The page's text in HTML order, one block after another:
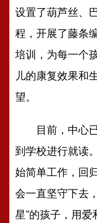
设置了葫芦丝、
程，开展了藤条
培训，为每一个
儿的康复效果和
望。
目前，中心已
到学校进行就读
始简单工作，回
会一直坚守下去
星”的孩子，用爱